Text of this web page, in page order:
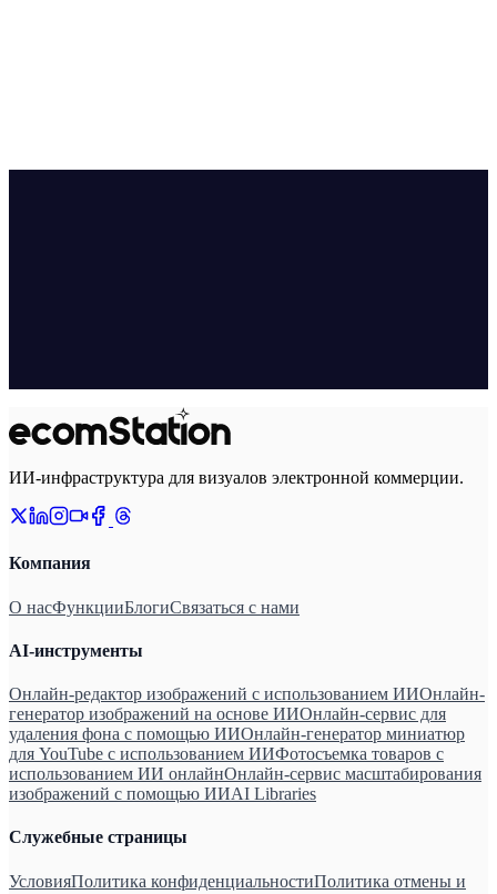
ИИ-инфраструктура для визуалов электронной коммерции.
Компания
О насФункцииБлогиСвязаться с нами
AI-инструменты
Онлайн-редактор изображений с использованием ИИОнлайн-
генератор изображений на основе ИИОнлайн-сервис для
удаления фона с помощью ИИОнлайн-генератор миниатюр
для YouTube с использованием ИИФотосъемка товаров с
использованием ИИ онлайнОнлайн-сервис масштабирования
изображений с помощью ИИAI Libraries
Служебные страницы
УсловияПолитика конфиденциальностиПолитика отмены и